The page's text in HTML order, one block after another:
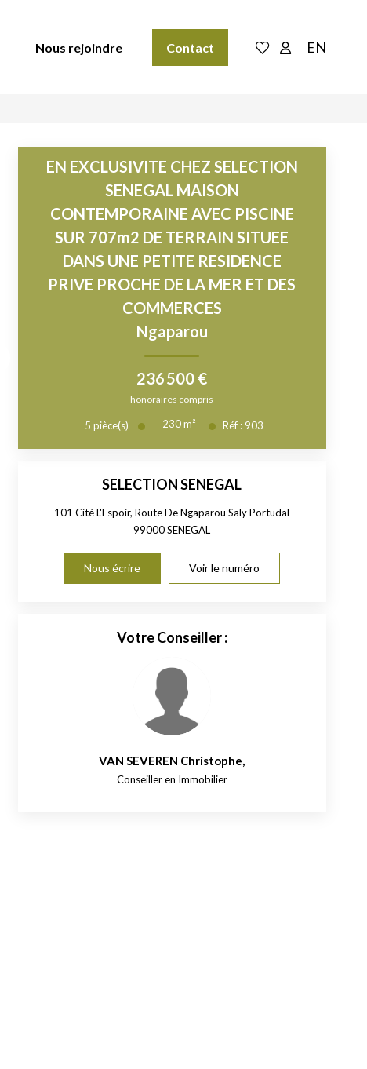
Nous rejoindre Contact EN
EN EXCLUSIVITE CHEZ SELECTION
SENEGAL MAISON
CONTEMPORAINE AVEC PISCINE
SUR 707m2 DE TERRAIN SITUEE
DANS UNE PETITE RESIDENCE
PRIVE PROCHE DE LA MER ET DES
COMMERCES
Ngaparou
236 500 €
honoraires compris
5pièce(s) 230m² Réf : 903
SELECTION SENEGAL
101 Cité L'Espoir, Route De Ngaparou Saly Portudal
99000SENEGAL
Nous écrire Voir le numéro
Votre Conseiller :
VAN SEVEREN Christophe,
Conseiller en Immobilier